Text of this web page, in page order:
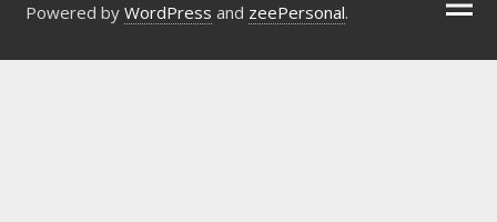
Powered by WordPress and zeePersonal.